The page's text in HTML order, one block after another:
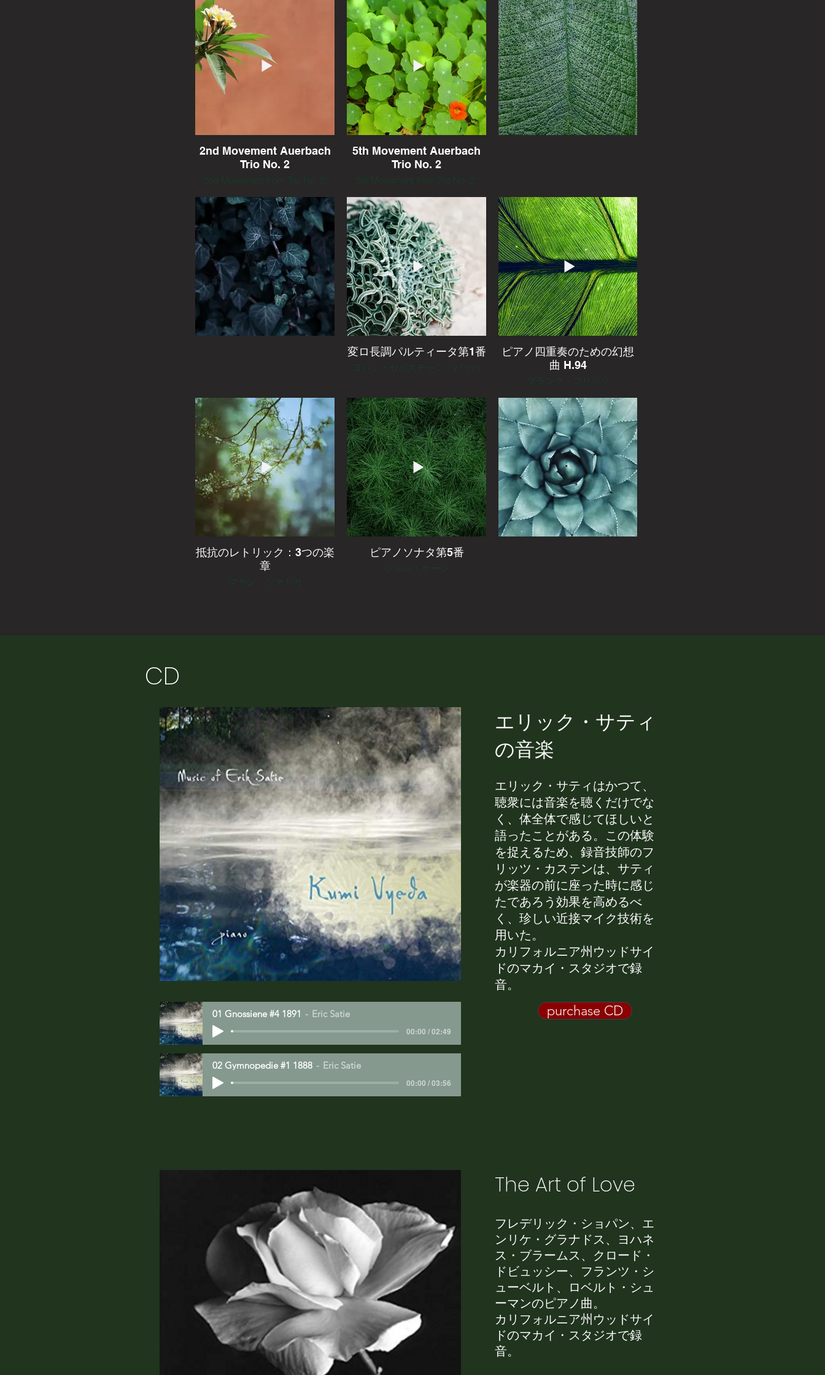
2nd Movement Auerbach
Trio No. 2
2nd Movement from Trio No. 2:
Faces by Lera Auerbach,
performed by the Earhart Trio
5th Movement Auerbach
Trio No. 2
5th Movement from Trio No. 2:
Faces by Lera Auerbach,
performed by the Earhart Trio
変ロ長調パルティータ第1番
ヨハン・セバスチャン・バッハ
ピアノ四重奏のための幻想
曲 H.94
フランク・ブリッジ
抵抗のレトリック：3つの楽
章
マヤン・ツァドカ
ピアノソナタ第5番
ジョン・ケージ
CD
エリック・サティ
の音楽
エリック・サティはかつて、
聴衆には音楽を聴くだけでな
く、体全体で感じてほしいと
語ったことがある。この体験
を捉えるため、録音技師のフ
リッツ・カステンは、サティ
が楽器の前に座った時に感じ
たであろう効果を高めるべ
く、珍しい近接マイク技術を
用いた。
カリフォルニア州ウッドサイ
ドのマカイ・スタジオで録
音。
The Art of Love
フレデリック・ショパン、エ
ンリケ・グラナドス、ヨハネ
ス・ブラームス、クロード・
ドビュッシー、フランツ・シ
ューベルト、ロベルト・シュ
ーマンのピアノ曲。
カリフォルニア州ウッドサイ
ドのマカイ・スタジオで録
音。
01 Gnossiene #4 1891 Eric Satie
00:00 / 02:49
02 Gymnopedie #1 1888 Eric Satie
00:00 / 03:56
purchase CD